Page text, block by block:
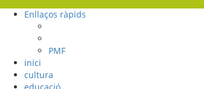
Enllaços ràpids
PMF
inici
cultura